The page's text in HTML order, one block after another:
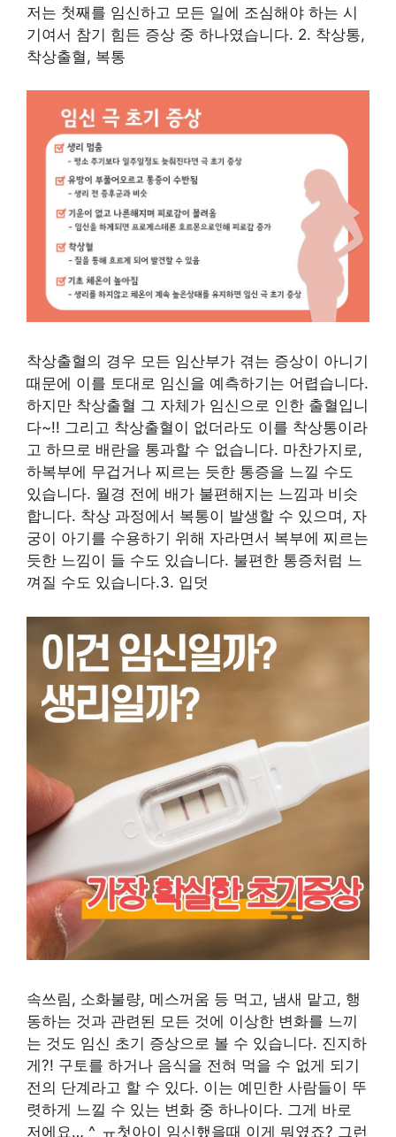
저는 첫째를 임신하고 모든 일에 조심해야 하는 시
기여서 참기 힘든 증상 중 하나였습니다. 2. 착상통,
착상출혈, 복통
착상출혈의 경우 모든 임산부가 겪는 증상이 아니기
때문에 이를 토대로 임신을 예측하기는 어렵습니다.
하지만 착상출혈 그 자체가 임신으로 인한 출혈입니
다~!! 그리고 착상출혈이 없더라도 이를 착상통이라
고 하므로 배란을 통과할 수 없습니다. 마찬가지로,
하복부에 무겁거나 찌르는 듯한 통증을 느낄 수도
있습니다. 월경 전에 배가 불편해지는 느낌과 비슷
합니다. 착상 과정에서 복통이 발생할 수 있으며, 자
궁이 아기를 수용하기 위해 자라면서 복부에 찌르는
듯한 느낌이 들 수도 있습니다. 불편한 통증처럼 느
껴질 수도 있습니다.3. 입덧
속쓰림, 소화불량, 메스꺼움 등 먹고, 냄새 맡고, 행
동하는 것과 관련된 모든 것에 이상한 변화를 느끼
는 것도 임신 초기 증상으로 볼 수 있습니다. 진지하
게?! 구토를 하거나 음식을 전혀 먹을 수 없게 되기
전의 단계라고 할 수 있다. 이는 예민한 사람들이 뚜
렷하게 느낄 수 있는 변화 중 하나이다. 그게 바로
저에요… ^_ㅠ첫아이 임신했을때 이게 뭐였죠? 그런